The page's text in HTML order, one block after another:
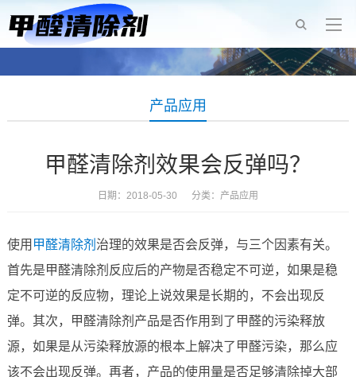
产品应用
甲醛清除剂效果会反弹吗？
日期：2018-05-30 分类： 产品应用
使用 甲醛清除剂 治理的效果是否会反弹，与三个因素有关。
首先是甲醛清除剂反应后的产物是否稳定不可逆，如果是稳
定不可逆的反应物，理论上说效果是长期的，不会出现反
弹。其次，甲醛清除剂产品是否作用到了甲醛的污染释放
源，如果是从污染释放源的根本上解决了甲醛污染，那么应
该不会出现反弹。再者，产品的使用量是否足够清除掉大部